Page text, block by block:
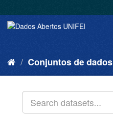
Conjuntos de dados